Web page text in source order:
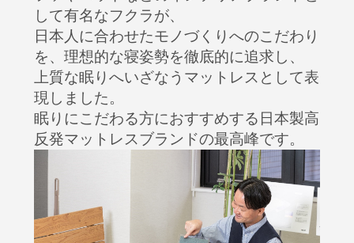
して有名なフクラが、
日本人に合わせたモノづくりへのこだわり
を、理想的な寝姿勢を徹底的に追求し、
上質な眠りへいざなうマットレスとして表
現しました。
眠りにこだわる方におすすめする日本製高
反発マットレスブランドの最高峰です。